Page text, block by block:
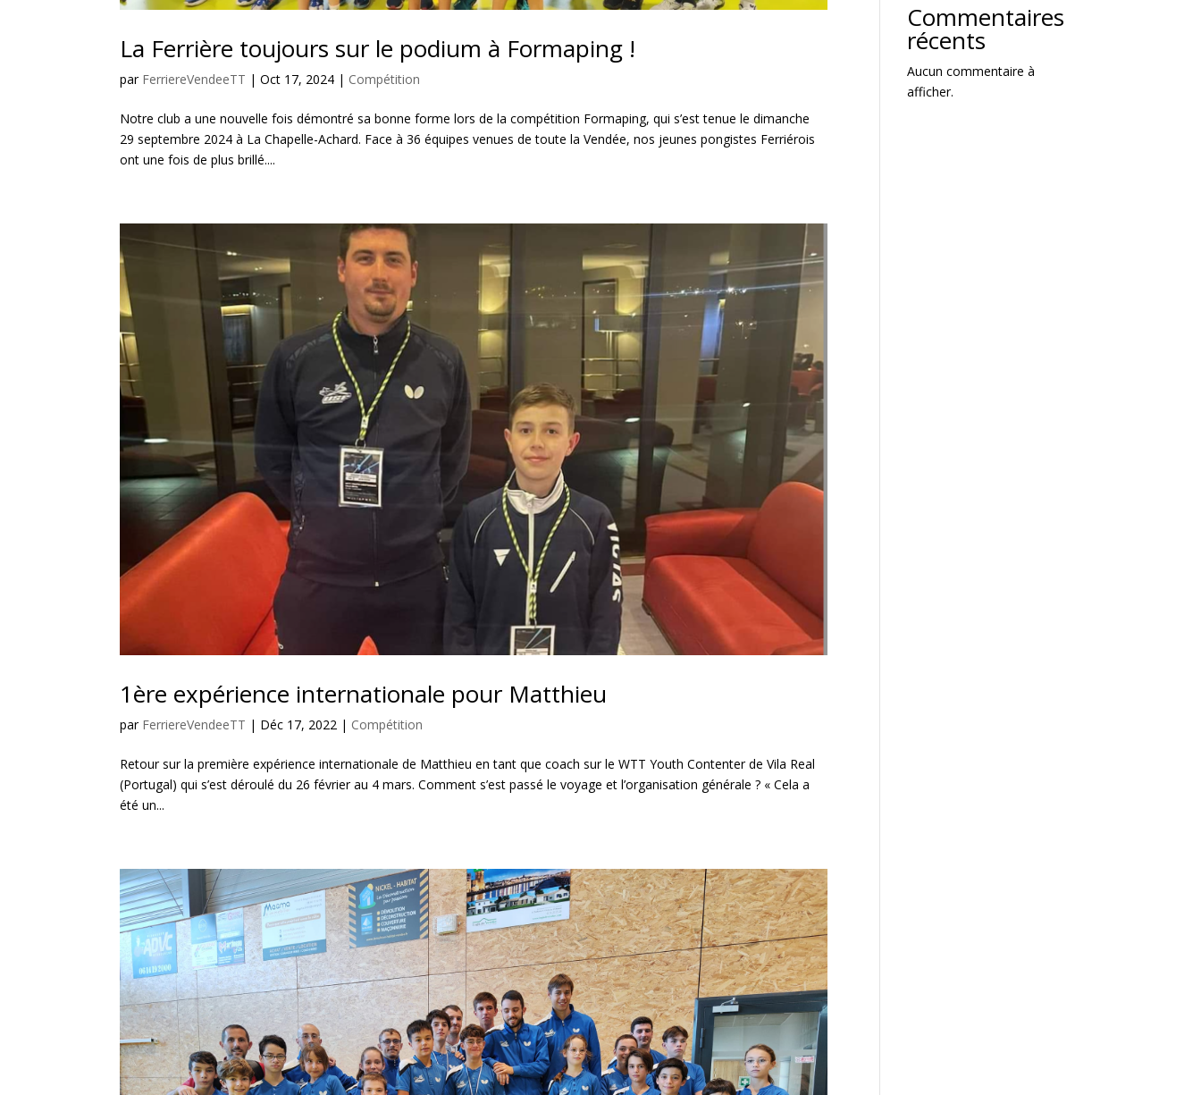
La Ferrière toujours sur le podium à Formaping !
par FerriereVendeeTT |Oct 17, 2024 | Compétition
Notre club a une nouvelle fois démontré sa bonne forme lors de la compétition Formaping, qui s’est tenue le dimanche
29 septembre 2024 à La Chapelle-Achard. Face à 36 équipes venues de toute la Vendée, nos jeunes pongistes Ferriérois
ont une fois de plus brillé....
1ère expérience internationale pour Matthieu
par FerriereVendeeTT | Déc 17, 2022 | Compétition
Retour sur la première expérience internationale de Matthieu en tant que coach sur le WTT Youth Contenter de Vila Real
(Portugal) qui s’est déroulé du 26 février au 4 mars. Comment s’est passé le voyage et l’organisation générale ? « Cela a
été un...
Commentaires
récents
Aucun commentaire à
afficher.